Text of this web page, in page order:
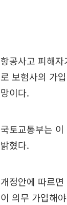
항공사고 피해
로 보험사의 가
망이다.
국토교통부는
밝혔다.
개정안에 따르
이 의무 가입해